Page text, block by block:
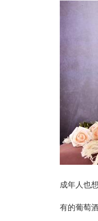
成年人也
有的葡萄